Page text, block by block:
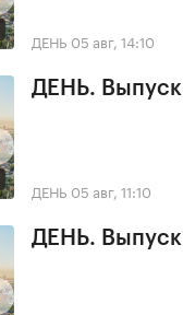
ДЕНЬ 05 авг, 14:10
ДЕНЬ. Выпуск
ДЕНЬ 05 авг, 11:10
ДЕНЬ. Выпуск